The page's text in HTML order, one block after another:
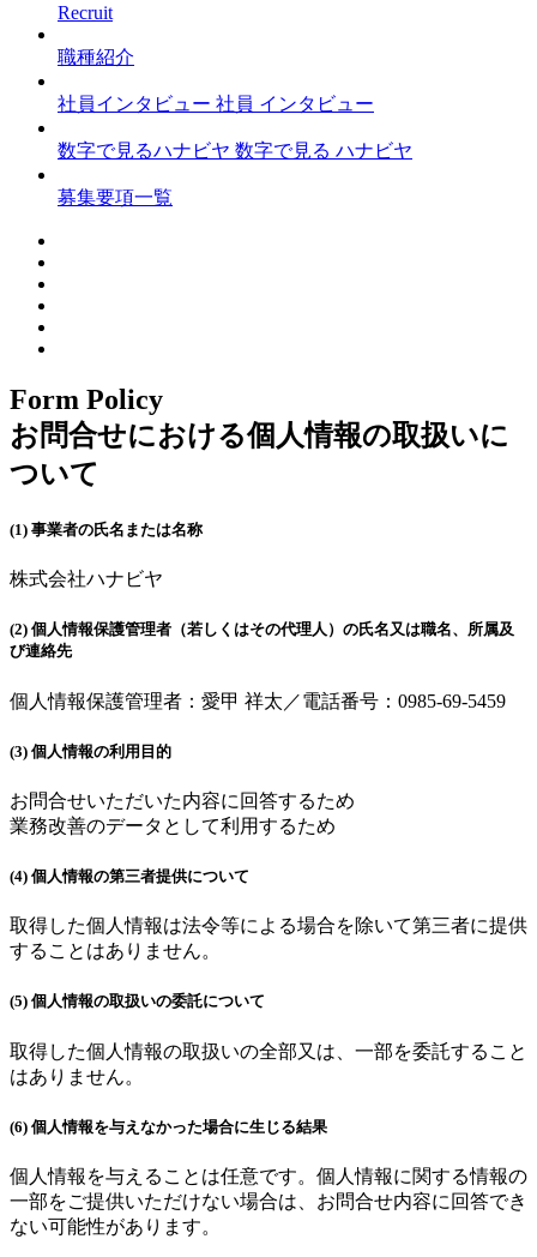
Recruit
職種紹介
社員インタビュー 社員 インタビュー
数字で見るハナビヤ 数字で見る ハナビヤ
募集要項一覧
Form Policy
お問合せにおける個人情報の取扱いに
ついて
(1) 事業者の氏名または名称
株式会社ハナビヤ
(2) 個人情報保護管理者（若しくはその代理人）の氏名又は職名、所属及
び連絡先
個人情報保護管理者：愛甲 祥太／電話番号：0985-69-5459
(3) 個人情報の利用目的
お問合せいただいた内容に回答するため
業務改善のデータとして利用するため
(4) 個人情報の第三者提供について
取得した個人情報は法令等による場合を除いて第三者に提供
することはありません。
(5) 個人情報の取扱いの委託について
取得した個人情報の取扱いの全部又は、一部を委託すること
はありません。
(6) 個人情報を与えなかった場合に生じる結果
個人情報を与えることは任意です。個人情報に関する情報の
一部をご提供いただけない場合は、お問合せ内容に回答でき
ない可能性があります。